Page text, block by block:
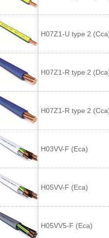
H07Z1-U type 2
H07Z1-R type 2
H07Z1-R type 2
H03VV-F (Eca)
H05VV-F (Eca)
H05VV5-F (Eca)